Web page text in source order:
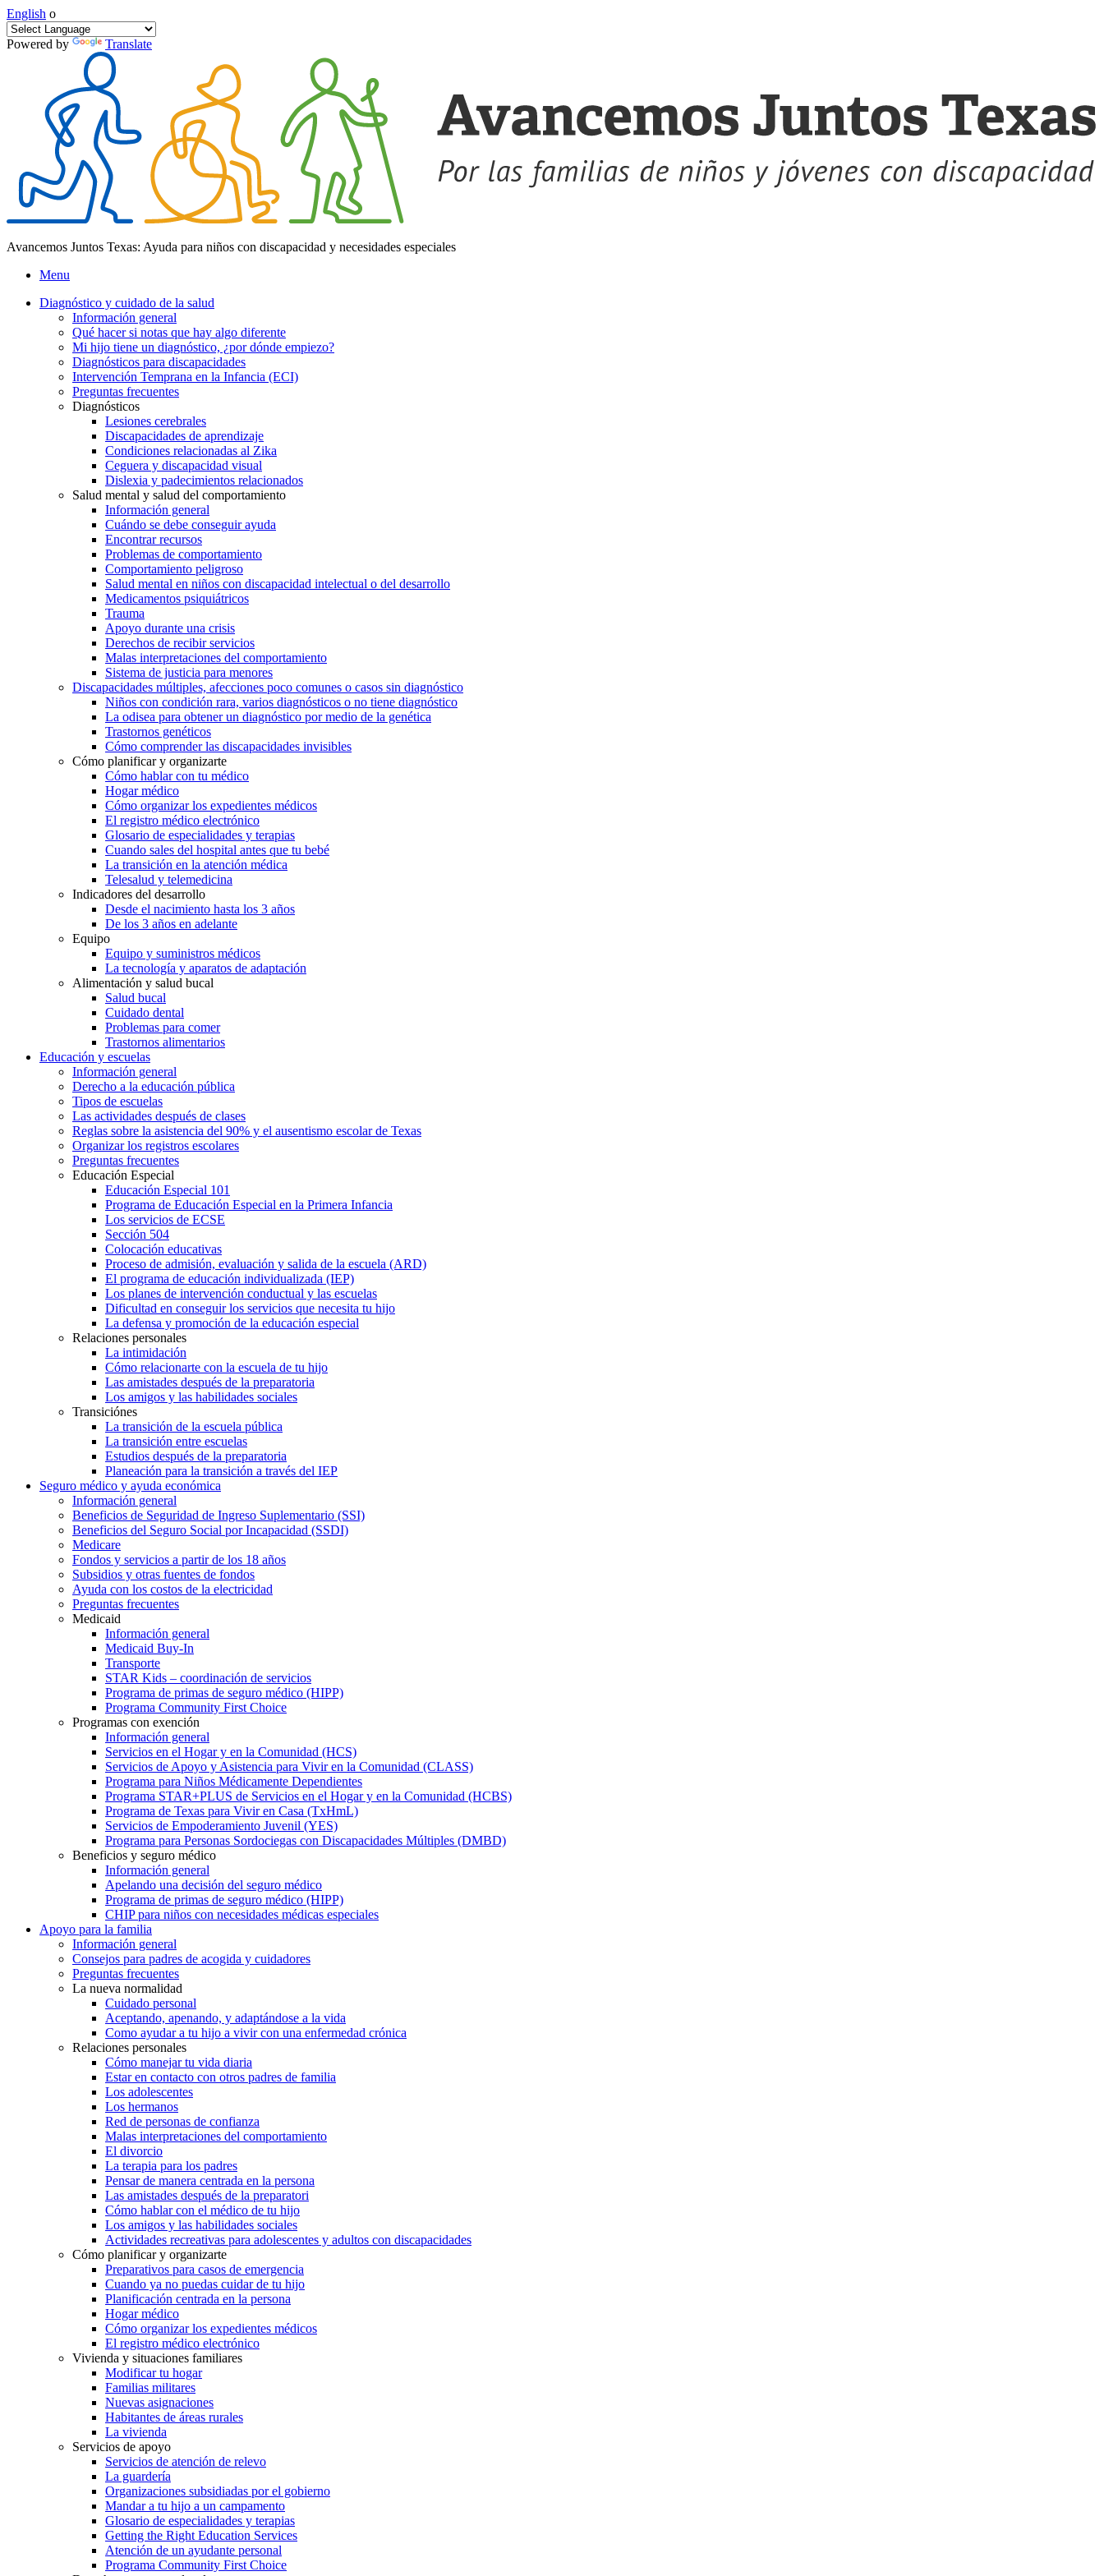
English o
Powered by Translate
Avancemos Juntos Texas: Ayuda para niños con discapacidad y necesidades especiales
Menu
Diagnóstico y cuidado de la salud
Información general
Qué hacer si notas que hay algo diferente
Mi hijo tiene un diagnóstico, ¿por dónde empiezo?
Diagnósticos para discapacidades
Intervención Temprana en la Infancia (ECI)
Preguntas frecuentes
Diagnósticos
Lesiones cerebrales
Discapacidades de aprendizaje
Condiciones relacionadas al Zika
Ceguera y discapacidad visual
Dislexia y padecimientos relacionados
Salud mental y salud del comportamiento
Información general
Cuándo se debe conseguir ayuda
Encontrar recursos
Problemas de comportamiento
Comportamiento peligroso
Salud mental en niños con discapacidad intelectual o del desarrollo
Medicamentos psiquiátricos
Trauma
Apoyo durante una crisis
Derechos de recibir servicios
Malas interpretaciones del comportamiento
Sistema de justicia para menores
Discapacidades múltiples, afecciones poco comunes o casos sin diagnóstico
Niños con condición rara, varios diagnósticos o no tiene diagnóstico
La odisea para obtener un diagnóstico por medio de la genética
Trastornos genéticos
Cómo comprender las discapacidades invisibles
Cómo planificar y organizarte
Cómo hablar con tu médico
Hogar médico
Cómo organizar los expedientes médicos
El registro médico electrónico
Glosario de especialidades y terapias
Cuando sales del hospital antes que tu bebé
La transición en la atención médica
Telesalud y telemedicina
Indicadores del desarrollo
Desde el nacimiento hasta los 3 años
De los 3 años en adelante
Equipo
Equipo y suministros médicos
La tecnología y aparatos de adaptación
Alimentación y salud bucal
Salud bucal
Cuidado dental
Problemas para comer
Trastornos alimentarios
Educación y escuelas
Información general
Derecho a la educación pública
Tipos de escuelas
Las actividades después de clases
Reglas sobre la asistencia del 90% y el ausentismo escolar de Texas
Organizar los registros escolares
Preguntas frecuentes
Educación Especial
Educación Especial 101
Programa de Educación Especial en la Primera Infancia
Los servicios de ECSE
Sección 504
Colocación educativas
Proceso de admisión, evaluación y salida de la escuela (ARD)
El programa de educación individualizada (IEP)
Los planes de intervención conductual y las escuelas
Dificultad en conseguir los servicios que necesita tu hijo
La defensa y promoción de la educación especial
Relaciones personales
La intimidación
Cómo relacionarte con la escuela de tu hijo
Las amistades después de la preparatoria
Los amigos y las habilidades sociales
Transiciónes
La transición de la escuela pública
La transición entre escuelas
Estudios después de la preparatoria
Planeación para la transición a través del IEP
Seguro médico y ayuda económica
Información general
Beneficios de Seguridad de Ingreso Suplementario (SSI)
Beneficios del Seguro Social por Incapacidad (SSDI)
Medicare
Fondos y servicios a partir de los 18 años
Subsidios y otras fuentes de fondos
Ayuda con los costos de la electricidad
Preguntas frecuentes
Medicaid
Información general
Medicaid Buy-In
Transporte
STAR Kids – coordinación de servicios
Programa de primas de seguro médico (HIPP)
Programa Community First Choice
Programas con exención
Información general
Servicios en el Hogar y en la Comunidad (HCS)
Servicios de Apoyo y Asistencia para Vivir en la Comunidad (CLASS)
Programa para Niños Médicamente Dependientes
Programa STAR+PLUS de Servicios en el Hogar y en la Comunidad (HCBS)
Programa de Texas para Vivir en Casa (TxHmL)
Servicios de Empoderamiento Juvenil (YES)
Programa para Personas Sordociegas con Discapacidades Múltiples (DMBD)
Beneficios y seguro médico
Información general
Apelando una decisión del seguro médico
Programa de primas de seguro médico (HIPP)
CHIP para niños con necesidades médicas especiales
Apoyo para la familia
Información general
Consejos para padres de acogida y cuidadores
Preguntas frecuentes
La nueva normalidad
Cuidado personal
Aceptando, apenando, y adaptándose a la vida
Como ayudar a tu hijo a vivir con una enfermedad crónica
Relaciones personales
Cómo manejar tu vida diaria
Estar en contacto con otros padres de familia
Los adolescentes
Los hermanos
Red de personas de confianza
Malas interpretaciones del comportamiento
El divorcio
La terapia para los padres
Pensar de manera centrada en la persona
Las amistades después de la preparatori
Cómo hablar con el médico de tu hijo
Los amigos y las habilidades sociales
Actividades recreativas para adolescentes y adultos con discapacidades
Cómo planificar y organizarte
Preparativos para casos de emergencia
Cuando ya no puedas cuidar de tu hijo
Planificación centrada en la persona
Hogar médico
Cómo organizar los expedientes médicos
El registro médico electrónico
Vivienda y situaciones familiares
Modificar tu hogar
Familias militares
Nuevas asignaciones
Habitantes de áreas rurales
La vivienda
Servicios de apoyo
Servicios de atención de relevo
La guardería
Organizaciones subsidiadas por el gobierno
Mandar a tu hijo a un campamento
Glosario de especialidades y terapias
Getting the Right Education Services
Atención de un ayudante personal
Programa Community First Choice